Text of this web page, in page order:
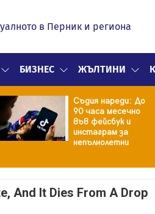
в Перник и региона
БИЗНЕС ЖЪЛТИНИ
Съдия нареди: До
90 часа месечно
във фейсбук и
инстаграм за
непълнолетни
And It Dies From A Drop